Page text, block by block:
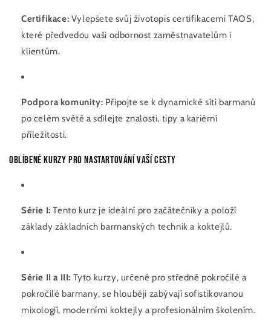
Certifikace: Vylepšete svůj životopis certifikacemi TAOS,
které předvedou vaši odbornost zaměstnavatelům i
klientům.
Podpora komunity: Připojte se k dynamické síti barmanů
po celém světě a sdílejte znalosti, tipy a kariérní
příležitosti.
Oblíbené kurzy pro nastartování vaší cesty
Série I: Tento kurz je ideální pro začátečníky a položí
základy základních barmanských technik a koktejlů.
Série II a III: Tyto kurzy, určené pro středně pokročilé a
pokročilé barmany, se hlouběji zabývají sofistikovanou
mixologií, moderními koktejly a profesionálním školením.